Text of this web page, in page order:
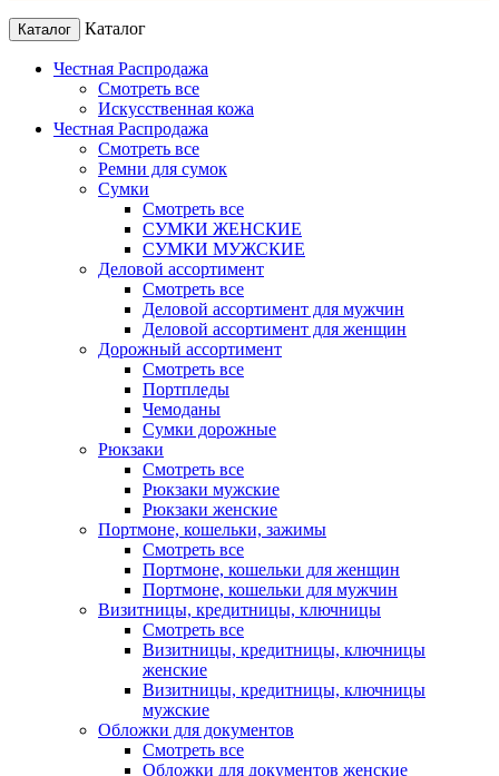
Каталог Каталог
Честная Распродажа
Смотреть все
Искусственная кожа
Честная Распродажа
Смотреть все
Ремни для сумок
Сумки
Смотреть все
СУМКИ ЖЕНСКИЕ
СУМКИ МУЖСКИЕ
Деловой ассортимент
Смотреть все
Деловой ассортимент для мужчин
Деловой ассортимент для женщин
Дорожный ассортимент
Смотреть все
Портпледы
Чемоданы
Сумки дорожные
Рюкзаки
Смотреть все
Рюкзаки мужские
Рюкзаки женские
Портмоне, кошельки, зажимы
Смотреть все
Портмоне, кошельки для женщин
Портмоне, кошельки для мужчин
Визитницы, кредитницы, ключницы
Смотреть все
Визитницы, кредитницы, ключницы
женские
Визитницы, кредитницы, ключницы
мужские
Обложки для документов
Смотреть все
Обложки для документов женские